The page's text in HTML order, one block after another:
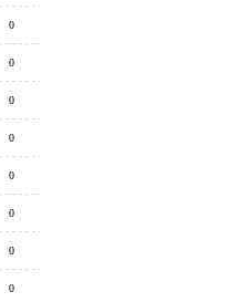
0
0
0
0
0
0
0
0